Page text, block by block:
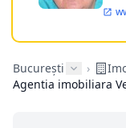
București ›
Agentia imobiliara